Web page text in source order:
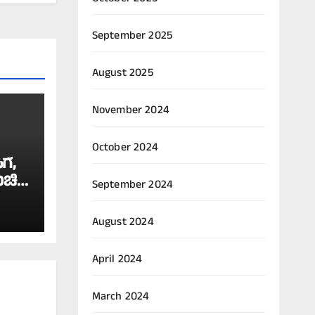
September 2025
August 2025
November 2024
October 2024
September 2024
August 2024
April 2024
March 2024